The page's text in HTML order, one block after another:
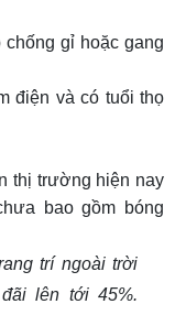
gỉ hoặc gang
điện và có tuổi thọ
thị trường hiện nay
bao gồm bóng
trí ngoài trời
lên tới 45%.